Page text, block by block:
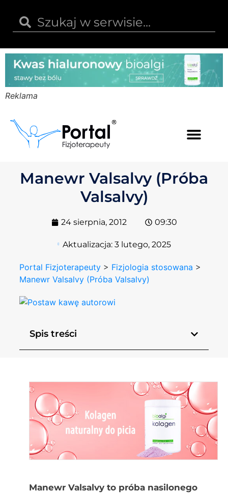
Reklama
Manewr Valsalvy (Próba
Valsalvy)
24 sierpnia, 2012 09:30
Aktualizacja: 3 lutego, 2025
Portal Fizjoterapeuty > Fizjologia stosowana >
Manewr Valsalvy (Próba Valsalvy)
Spis treści
Manewr Valsalvy to próba nasilonego